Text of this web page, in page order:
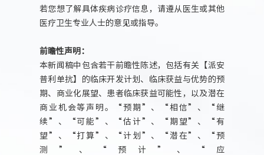
若您想了解具体疾病诊疗信息，请遵从医生或其他
医疗卫生专业人士的意见或指导。
前瞻性声明：
本新闻稿中包含若干前瞻性陈述，包括有关【派安
普利单抗】的临床开发计划、临床获益与优势的预
期、商业化展望、患者临床获益可能性，以及潜在
商业机会等声明。“预期”、“相信”、“继
续”、“可能”、“估计”、“期望”、“有
望”、“打算”、“计划”、“潜在”、“预
测”、“预计”、“应